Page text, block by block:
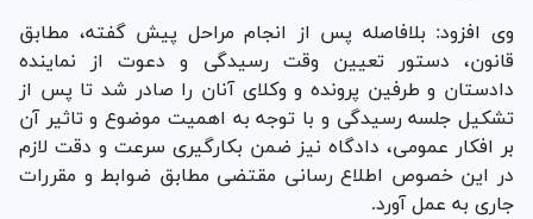
وی افزود: بلافاصله پس از انجام مراحل پیش گفته، مطابق
قانون، دستور تعیین وقت رسیدگی و دعوت از نماینده
دادستان و طرفین پرونده و وکلای آنان را صادر شد تا پس از
تشکیل جلسه رسیدگی و با توجه به اهمیت موضوع و تاثیر آن
بر افکار عمومی، دادگاه نیز ضمن بکارگیری سرعت و دقت لازم
در این خصوص اطلاع رسانی مقتضی مطابق ضوابط و مقررات
جاری به عمل آورد.